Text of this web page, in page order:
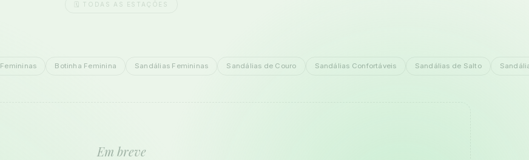
🗓️ TODAS AS ESTAÇÕES
Botinha Feminina Sandálias Femininas Sandálias de Couro Sandálias Confortáveis Sandálias de Salto
Em breve